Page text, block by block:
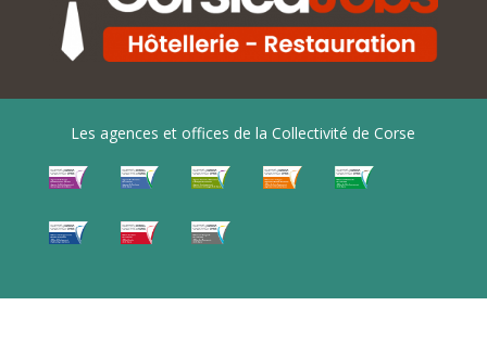
Les agences et offices de la Collectivité de Corse